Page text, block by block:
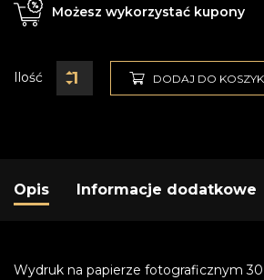
Możesz wykorzystać kupony
Ilość DODAJ DO
Opis Informacje dodatkowe
Wydruk na papierze fotograficznym